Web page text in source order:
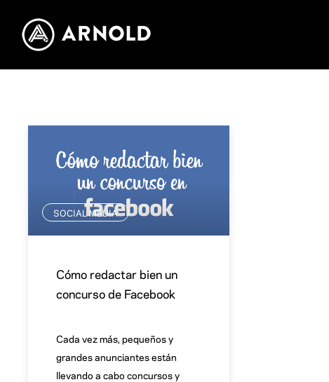
SOCIAL MEDIA
Cómo redactar bien un
concurso de Facebook
Cada vez más, pequeños y
grandes anunciantes están
llevando a cabo concursos y